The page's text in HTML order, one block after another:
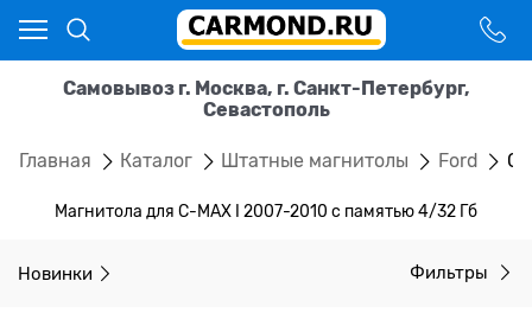
Самовывоз г. Москва, г. Санкт-Петербург,
Севастополь
Главная Каталог Штатные магнитолы Ford
Магнитола для C-MAX I 2007-2010 с памятью 4/32 Гб
Новинки Фильтры